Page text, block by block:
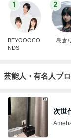
1
BEYOOOOO
NDS
2
島倉
芸能人・有名人ブ
次世